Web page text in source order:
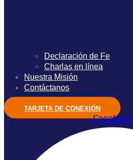
Declaración de Fe
Charlas en línea
Nuestra Misión
Contáctanos
TARJETA DE CONEXIÓN
Facebook